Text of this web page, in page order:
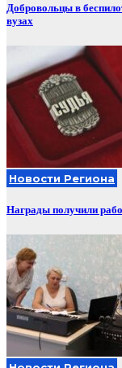
Добровольцы в
вузах
Новости Региона
Награды получили